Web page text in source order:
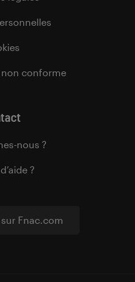
Fnac.com
conforme
nous ?
?